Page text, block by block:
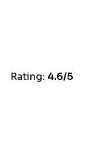
Rating: 4.6/5